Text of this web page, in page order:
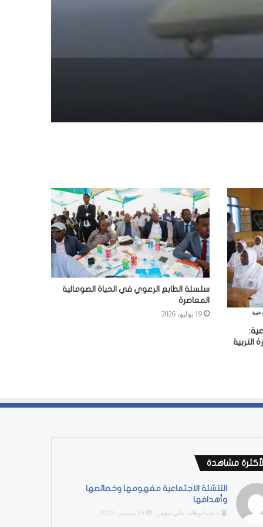
سلسلة الطابع الرعوي في الحياة الصومالية
المعاصرة
19 يوليو، 2026
مشاهدة
التنشئة الاجتماعية مفهومها وخصائصها
وأهدافها
د/عبدالوهاب على مؤمن 25 سبتمبر، 2013